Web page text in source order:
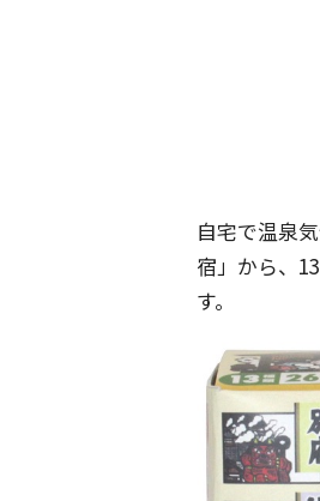
自宅で温泉
宿」から、
す。